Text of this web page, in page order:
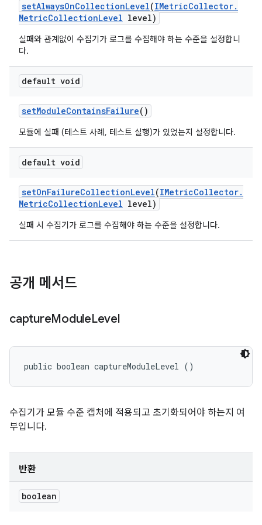
setAlwaysOnCollectionLevel(IMetricCollector.
MetricCollectionLevel level)
실패와 관계없이 수집기가 로그를 수집해야 하는 수준을 설정합니
다.
default void
setModuleContainsFailure()
모듈에 실패 (테스트 사례, 테스트 실행)가 있었는지 설정합니다.
default void
setOnFailureCollectionLevel(IMetricCollector.
MetricCollectionLevel level)
실패 시 수집기가 로그를 수집해야 하는 수준을 설정합니다.
공개 메서드
captureModuleLevel
public boolean captureModuleLevel ()
수집기가 모듈 수준 캡처에 적용되고 초기화되어야 하는지 여
부입니다.
반환
boolean